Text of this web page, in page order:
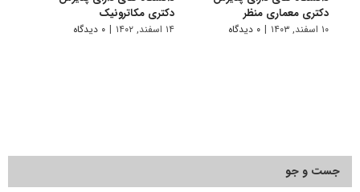
دکتری ﻣﻌﻤﺎری منظر
۱۰ اسفند, ۱۴۰۳ | ۰ دیدگاه
دکتری مکاترونیک
۱۴ اسفند, ۱۴۰۲ | ۰ دیدگاه
جست و جو